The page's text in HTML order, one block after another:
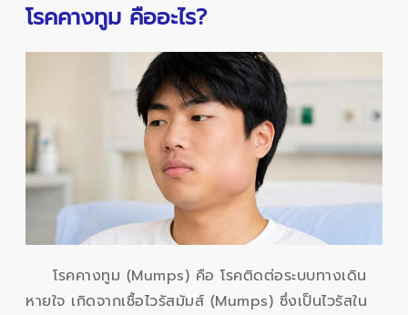
โรคคางทูม คืออะไร?
โรคคางทูม (Mumps) คือ โรคติดต่อระบบทางเดิน
หายใจ เกิดจากเชื้อไวรัสมัมส์ (Mumps) ซึ่งเป็นไวรัสใน